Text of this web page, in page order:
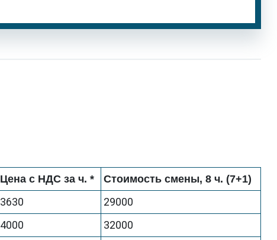
Цена с НДС за ч. * Стоимость смены, 8 ч. (7+1)
3630
29000
4000
32000